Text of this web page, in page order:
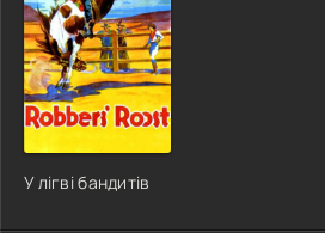
У лігві бандитів